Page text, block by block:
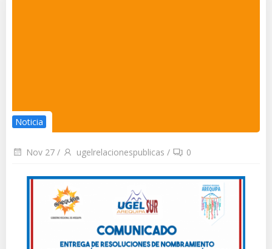
Noticia
Nov 27 / ugelrelacionespublicas / 0